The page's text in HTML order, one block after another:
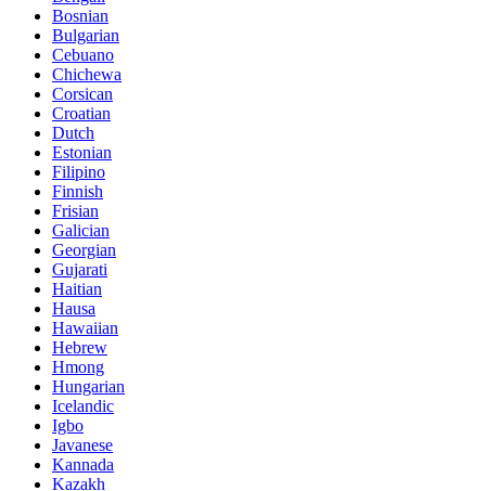
Bosnian
Bulgarian
Cebuano
Chichewa
Corsican
Croatian
Dutch
Estonian
Filipino
Finnish
Frisian
Galician
Georgian
Gujarati
Haitian
Hausa
Hawaiian
Hebrew
Hmong
Hungarian
Icelandic
Igbo
Javanese
Kannada
Kazakh